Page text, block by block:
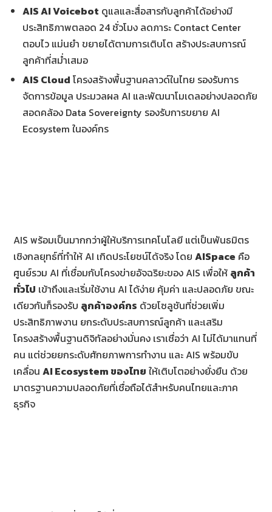
AIS AI Voicebot ดูแลและสื่อสารกับลูกค้าได้อย่างมี
ประสิทธิภาพตลอด 24 ชั่วโมง ลดภาระ Contact Center
ตอบไว แม่นยำ ขยายได้ตามการเติบโต สร้างประสบการณ์
ลูกค้าที่สม่ำเสมอ
AIS Cloud โครงสร้างพื้นฐานคลาวด์ในไทย รองรับการ
จัดการข้อมูล ประมวลผล AI และพัฒนาโมเดลอย่างปลอดภัย
สอดคล้อง Data Sovereignty รองรับการขยาย AI
Ecosystem ในองค์กร
AIS พร้อมเป็นมากกว่าผู้ให้บริการเทคโนโลยี แต่เป็นพันธมิตร
เชิงกลยุทธ์ที่ทำให้ AI เกิดประโยชน์ได้จริง โดยAISpace คือ
ศูนย์รวม AI ที่เชื่อมกับโครงข่ายอัจฉริยะของ AIS เพื่อให้ ลูกค้า
ทั่วไป เข้าถึงและเริ่มใช้งาน AI ได้ง่าย คุ้มค่า และปลอดภัย ขณะ
เดียวกันก็รองรับ ลูกค้าองค์กร ด้วยโซลูชันที่ช่วยเพิ่ม
ประสิทธิภาพงาน ยกระดับประสบการณ์ลูกค้า และเสริม
โครงสร้างพื้นฐานดิจิทัลอย่างมั่นคง เราเชื่อว่า AI ไม่ได้มาแทนที่
คน แต่ช่วยยกระดับศักยภาพการทำงาน และ AIS พร้อมขับ
เคลื่อนAI Ecosystem ของไทย ให้เติบโตอย่างยั่งยืน ด้วย
มาตรฐานความปลอดภัยที่เชื่อถือได้สำหรับคนไทยและภาค
ธุรกิจ